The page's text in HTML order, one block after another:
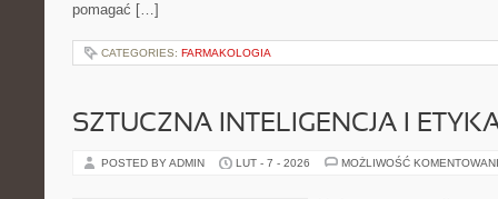
pomagać […]
CATEGORIES: FARMAKOLOGIA
SZTUCZNA INTELIGENCJA I
POSTED BY ADMIN LUT - 7 - 2026 MOŻLIWOŚĆ